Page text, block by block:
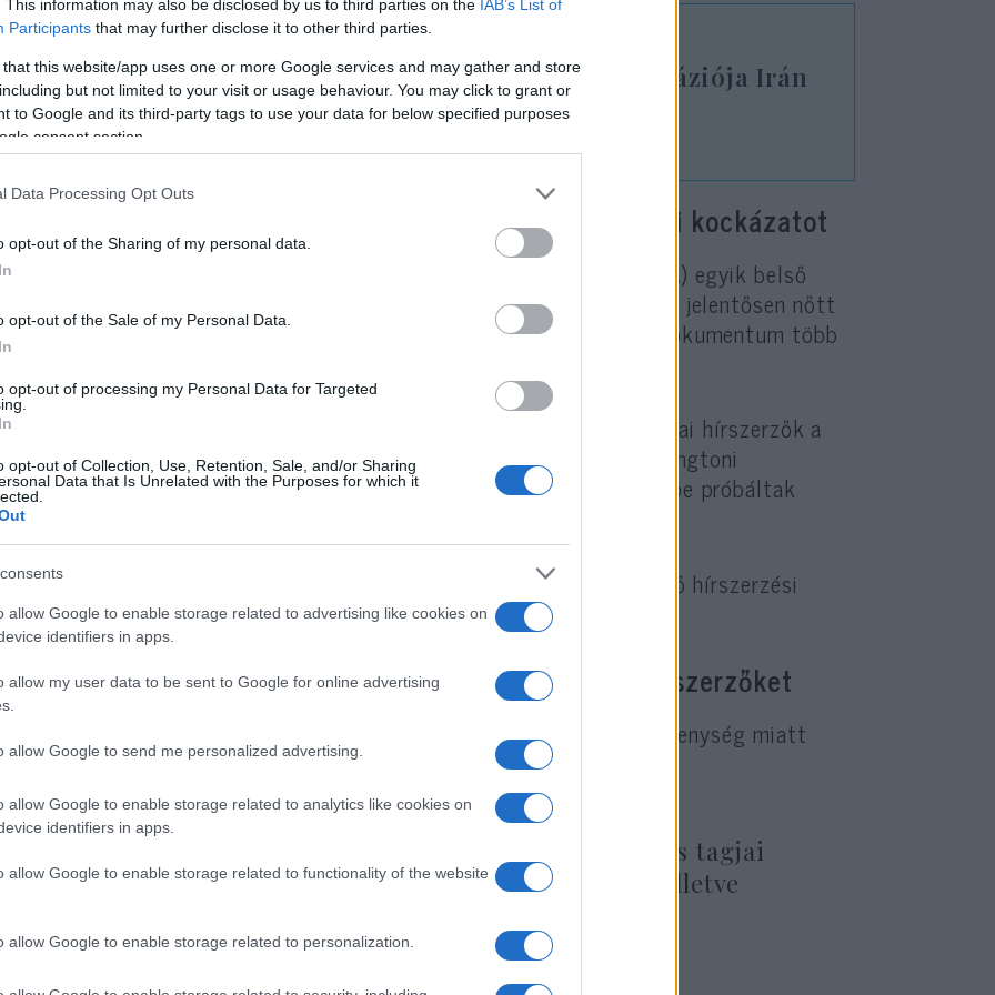
This information may also be disclosed by us to third parties on the IAB’s List of
Participants that may further disclose it to other third parties.
that this website/app uses one or more Google services and may gather and store
but not limited to your visit or usage behaviour. You may click to grant or
to Google and its third-party tags to use your data for below specified purposes
consent section.
Data Processing Opt Outs
opt-out of the Sharing of my personal data.
opt-out of the Sale of my Personal Data.
opt-out of processing my Personal Data for Targeted
opt-out of Collection, Use, Retention, Sale, and/or Sharing
Data that Is Unrelated with the Purposes for which it
allow Google to enable storage related to advertising like cookies on
identifiers in apps.
allow my user data to be sent to Google for online advertising
allow Google to send me personalized advertising.
allow Google to enable storage related to analytics like cookies on
identifiers in apps.
allow Google to enable storage related to functionality of the website
allow Google to enable storage related to personalization.
Összeomlott a CIA és Moszad kurd inváziója Irán
ellen – JD Vance lehet a főbűnös
fenyegetési szintre emelte a Pentagon az izraeli kockázatot
York Times szerint az amerikai Védelmi Hírszerző Ügynökség (DIA) egyik belső
arra jutott, hogy a kémkedéssel kapcsolatos incidensek száma jelentősen nőtt
végétől kezdődően, és a tendencia 2025-ben is folytatódott. A dokumentum több
esetet is felsorol.
állítólagos incidens még 2021-ben történt, amikor izraeli katonai hírszerzők a
szerint megpróbáltak lehallgató eszközt elhelyezni a DIA washingtoni
míg egy másik ügyben tavaly amerikai kormányzati járműbe próbáltak
berendezést telepíteni.
az esetek hozzájárultak ahhoz, hogy a Pentagon az Izraelből érkező hírszerzési
a legmagasabb kategóriába sorolja.
adminisztráció saját szokásai is aggasztják a hírszerzőket
szerint az amerikai tisztviselők egy része nemcsak az izraeli tevékenység miatt
Többen kifogásolták, hogy a Trump-adminisztráció egyes tagjai
nemzetbiztonsági ügyeket magántelefonokon, illetve